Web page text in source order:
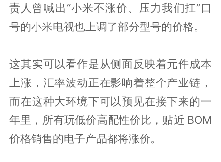
责人曾喊出“小米不涨价、压力我们扛”口
号的小米电视也上调了部分型号的价格。
这其实可以看作是从侧面反映着元件成本
上涨，汇率波动正在影响着整个产业链，
而在这种大环境下可以预见在接下来的一
年里，所有玩低价高配性价比，贴近 BOM
价格销售的电子产品都将涨价。